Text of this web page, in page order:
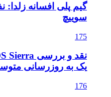
گیم پلی افسانه
سوییچ
175
یک به روزرسانی
176